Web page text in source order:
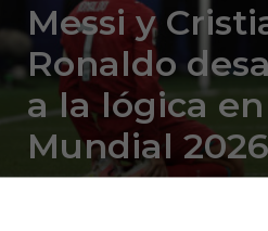
Messi y
Ronaldo
a la lógica
Mundial 2026